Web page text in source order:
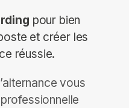
pour bien
et créer les
réussie.
vous